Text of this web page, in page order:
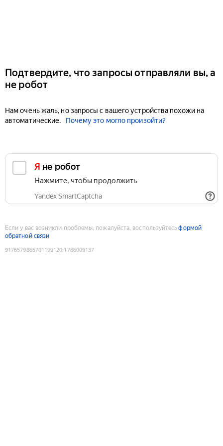
Подтвердите, что запросы отправляли вы, а
не робот
Нам очень жаль, но запросы с вашего устройства похожи на
автоматические.
Почему это могло произойти?
Я не робот
Нажмите, чтобы продолжить
Yandex SmartCaptcha
Если у вас возникли проблемы, пожалуйста, воспользуйтесьформой
обратной связи
9176579865701199120:1786009137